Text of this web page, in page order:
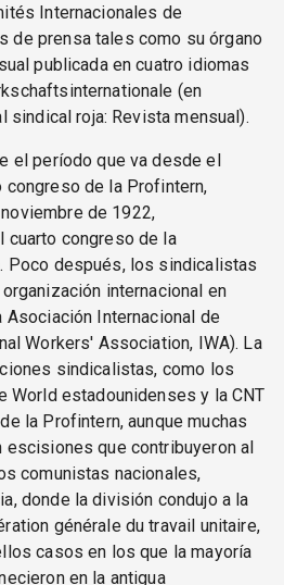
Internacionales de
de prensa tales como su órgano
publicada en cuatro idiomas
(en
sindical roja: Revista mensual).
el período que va desde el
de la Profintern,
de 1922,
cuarto congreso de la
Poco después, los sindicalistas
internacional en
Asociación Internacional de
Workers' Association, IWA). La
sindicalistas, como los
World estadounidenses y la CNT
la Profintern, aunque muchas
escisiones que contribuyeron al
comunistas nacionales,
donde la división condujo a la
générale du travail unitaire,
casos en los que la mayoría
en la antigua